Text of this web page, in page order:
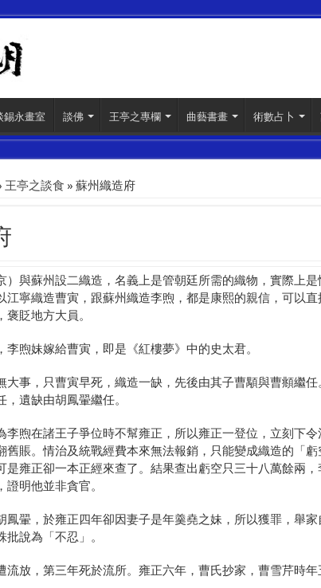
錫永畫室 談佛 王亭之專欄 曲藝書畫 術數占卜
王亭之談食 » 蘇州織造府
）與蘇州設二織造，名義上是管朝廷所需的織物，實際上
江寧織造曹寅，跟蘇州織造李煦，都是康熙的親信，可以
貶地方大員。
李煦妹嫁給曹寅，即是《紅樓夢》中的史太君。
大事，只曹寅早死，織造一缺，先後由其子曹顒與曹頫繼
遺缺由胡鳳翬繼任。
李煦在諸王子爭位時不幫雍正，所以雍正一登位，立刻下令
舊賬。情治及統戰經費本來無法報銷，只能變成織造的「
是雍正卻一本正經來查了。結果查出虧空只三十八萬餘兩
明他並非貪官。
鳳翬，於雍正四年卻因妻子是年羹堯之妹，所以獲罪，舉
說為「不忍」。
流放，第三年死於流所。雍正六年，曹氏抄家，曹雪芹時年